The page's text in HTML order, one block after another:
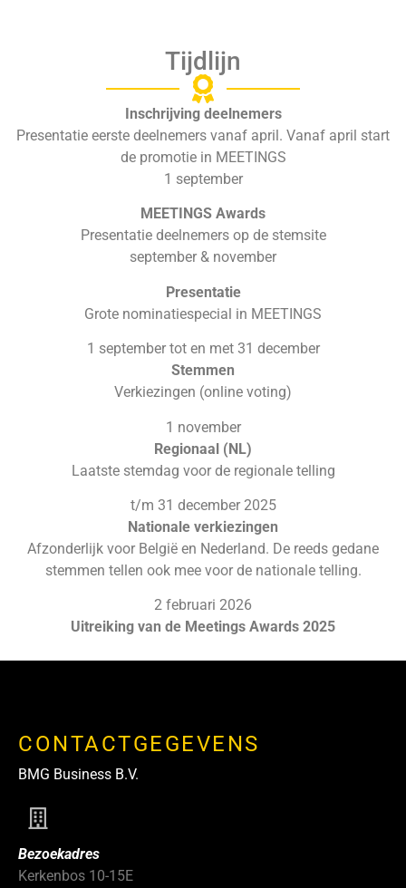
Tijdlijn
Inschrijving deelnemers
Presentatie eerste deelnemers vanaf april. Vanaf april start
de promotie in MEETINGS
1 september
MEETINGS Awards
Presentatie deelnemers op de stemsite
september & november
Presentatie
Grote nominatiespecial in MEETINGS
1 september tot en met 31 december
Stemmen
Verkiezingen (online voting)
1 november
Regionaal (NL)
Laatste stemdag voor de regionale telling
t/m 31 december 2025
Nationale verkiezingen
Afzonderlijk voor België en Nederland. De reeds gedane
stemmen tellen ook mee voor de nationale telling.
2 februari 2026
Uitreiking van de Meetings Awards 2025
CONTACTGEGEVENS
BMG Business B.V.
Bezoekadres
Kerkenbos 10-15E